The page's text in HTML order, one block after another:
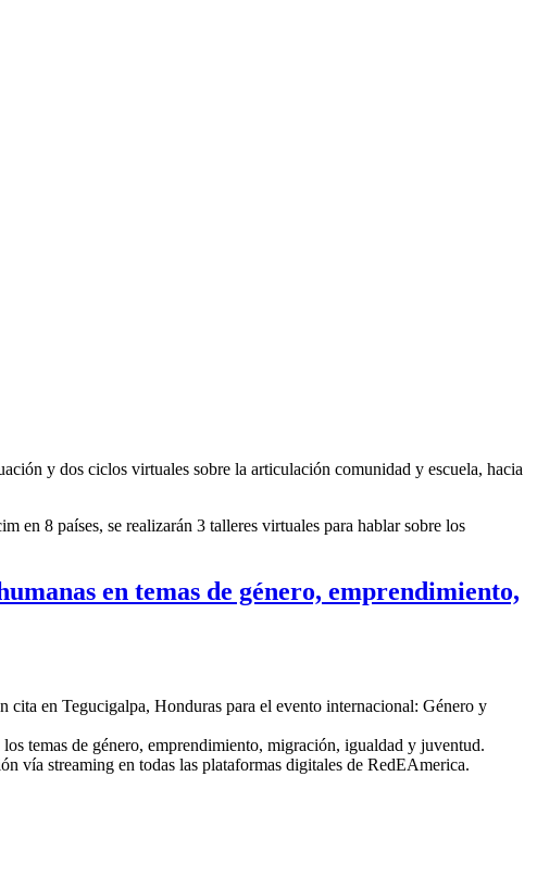
y dos ciclos virtuales sobre la articulación comunidad y escuela, hacia
8 países, se realizarán 3 talleres virtuales para hablar sobre los
en temas de género, emprendimiento,
cita en Tegucigalpa, Honduras para el evento internacional: Género y
temas de género, emprendimiento, migración, igualdad y juventud.
vía streaming en todas las plataformas digitales de RedEAmerica.